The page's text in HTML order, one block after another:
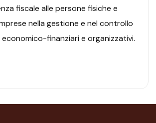
fiscale alle persone fisiche e
nella gestione e nel controllo
economico-finanziari e organizzativi.